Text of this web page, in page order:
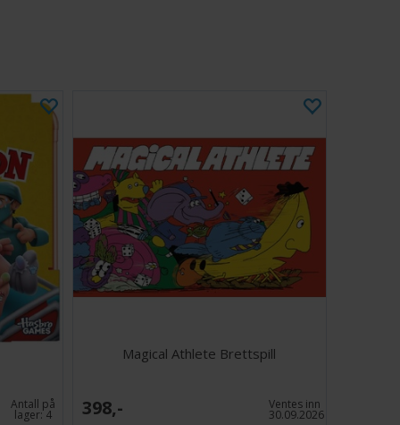
Antall på
lager:4
Magical Athlete Brettspill
398,- Ventes inn
30.09.2026